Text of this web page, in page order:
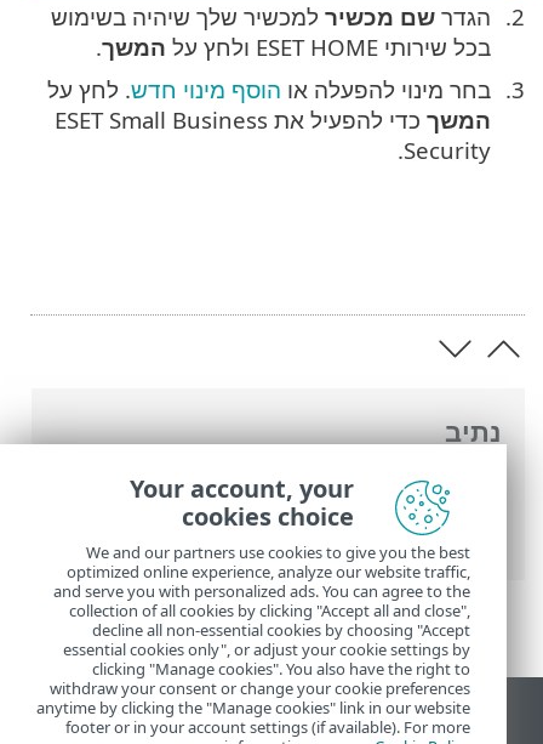
נתיב
העזרה המקוונת של ESET >
ESET Small
Business Security
>הפעלת מוצר
ESET HOME בחשבון
הגדר שם מכשיר למכשיר שלך שיהיה בשימוש
בכל שירותי ESET HOME ולחץ על
המשך.
בחר מינוי להפעלה או הוסף מינוי חדש. לחץ על
המשך
כדי להפעיל את ESET Small Business
Security.
הצג את האתר למחשב
Your account, your
cookies choice
We and our partners use cookies to give you the best
optimized online experience, analyze our website traffic,
and serve you with personalized ads. You can agree to the
collection of all cookies by clicking "Accept all and close",
decline all non-essential cookies by choosing "Accept
essential cookies only", or adjust your cookie settings by
clicking "Manage cookies". You also have the right to
withdraw your consent or change your cookie preferences
anytime by clicking the "Manage cookies" link in our website
footer or in your account settings (if available). For more